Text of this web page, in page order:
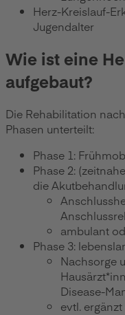
Herz-Kreislauf-
Jugendalter
Wie ist eine
aufgebaut?
Die Rehabilitation
Phasen unterteilt:
Phase 1:
Phase 2:
die
ambulant
Phase 3:
Nachsorge
Disease-
evtl.